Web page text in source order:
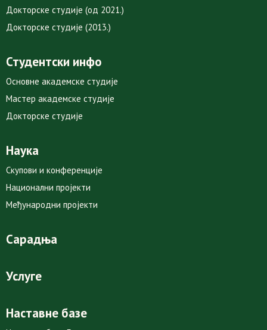
Докторске студије (од 2021.)
Докторске студије (2013.)
Студентски инфо
Основне академске студије
Мастер академске студије
Докторске студије
Наука
Скупови и конференције
Национални пројекти
Међународни пројекти
Сарадња
Услуге
Наставне базе